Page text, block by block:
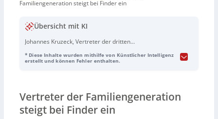
Familiengeneration steigt bei Finder ein
Übersicht mit KI
Johannes Kruzeck, Vertreter der dritten
mit dem langjährigen Geschäftsführer Berthold Scholz
Kruzeck soll hierbei praxisnahe Erfahrungen sammeln,
die für seine zukünftige Rolle im Unternehmen wichtig
sind. Jedes Land stellt individuelle Herausforderungen,
* Diese Inhalte wurden mithilfe von Künstlicher Intelligenz
erstellt und können Fehler enthalten.
Vertreter der Familiengeneration
steigt bei Finder ein